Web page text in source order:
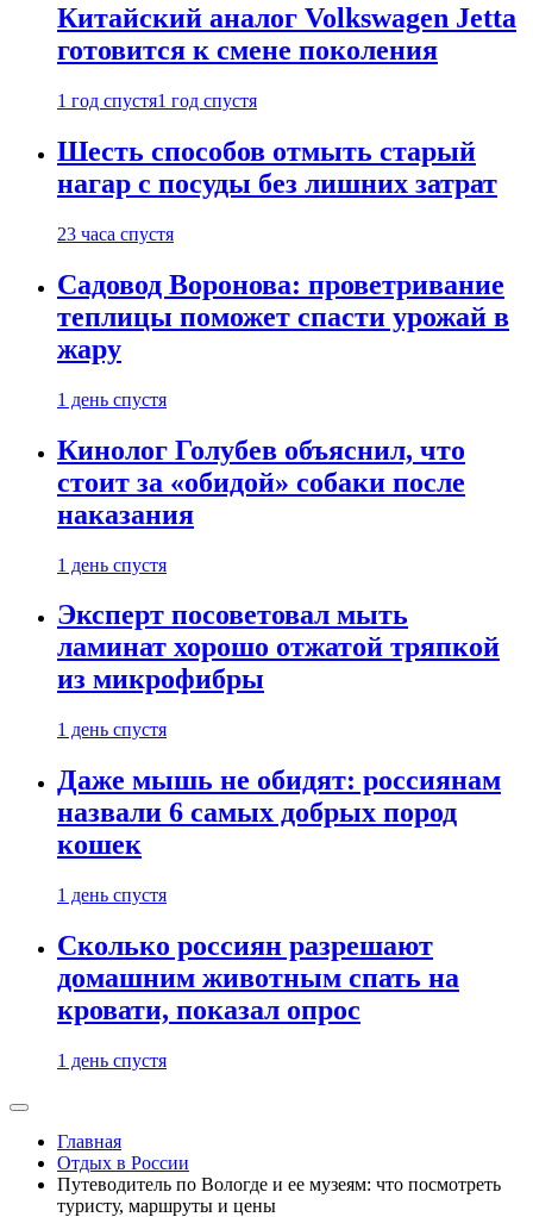
Китайский аналог Volkswagen Jetta
готовится к смене поколения
1 год спустя1 год спустя
Шесть способов отмыть старый
нагар с посуды без лишних затрат
23 часа спустя
Садовод Воронова: проветривание
теплицы поможет спасти урожай в
жару
1 день спустя
Кинолог Голубев объяснил, что
стоит за «обидой» собаки после
наказания
1 день спустя
Эксперт посоветовал мыть
ламинат хорошо отжатой тряпкой
из микрофибры
1 день спустя
Даже мышь не обидят: россиянам
назвали 6 самых добрых пород
кошек
1 день спустя
Сколько россиян разрешают
домашним животным спать на
кровати, показал опрос
1 день спустя
Главная
Отдых в России
Путеводитель по Вологде и ее музеям: что посмотреть
туристу, маршруты и цены